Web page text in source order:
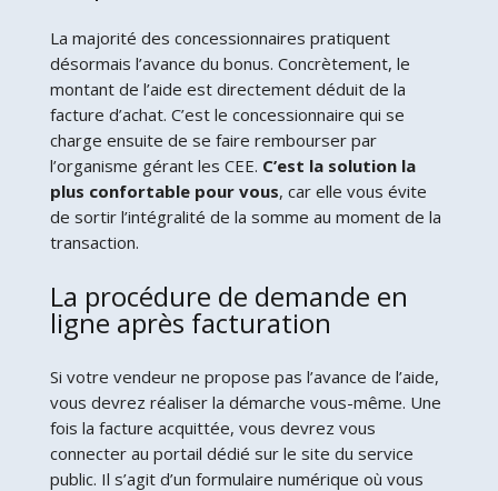
La majorité des concessionnaires pratiquent
désormais l’avance du bonus. Concrètement, le
montant de l’aide est directement déduit de la
facture d’achat. C’est le concessionnaire qui se
charge ensuite de se faire rembourser par
l’organisme gérant les CEE. C’est la solution la
plus confortable pour vous, car elle vous évite
de sortir l’intégralité de la somme au moment de la
transaction.
La procédure de demande en
ligne après facturation
Si votre vendeur ne propose pas l’avance de l’aide,
vous devrez réaliser la démarche vous-même. Une
fois la facture acquittée, vous devrez vous
connecter au portail dédié sur le site du service
public. Il s’agit d’un formulaire numérique où vous